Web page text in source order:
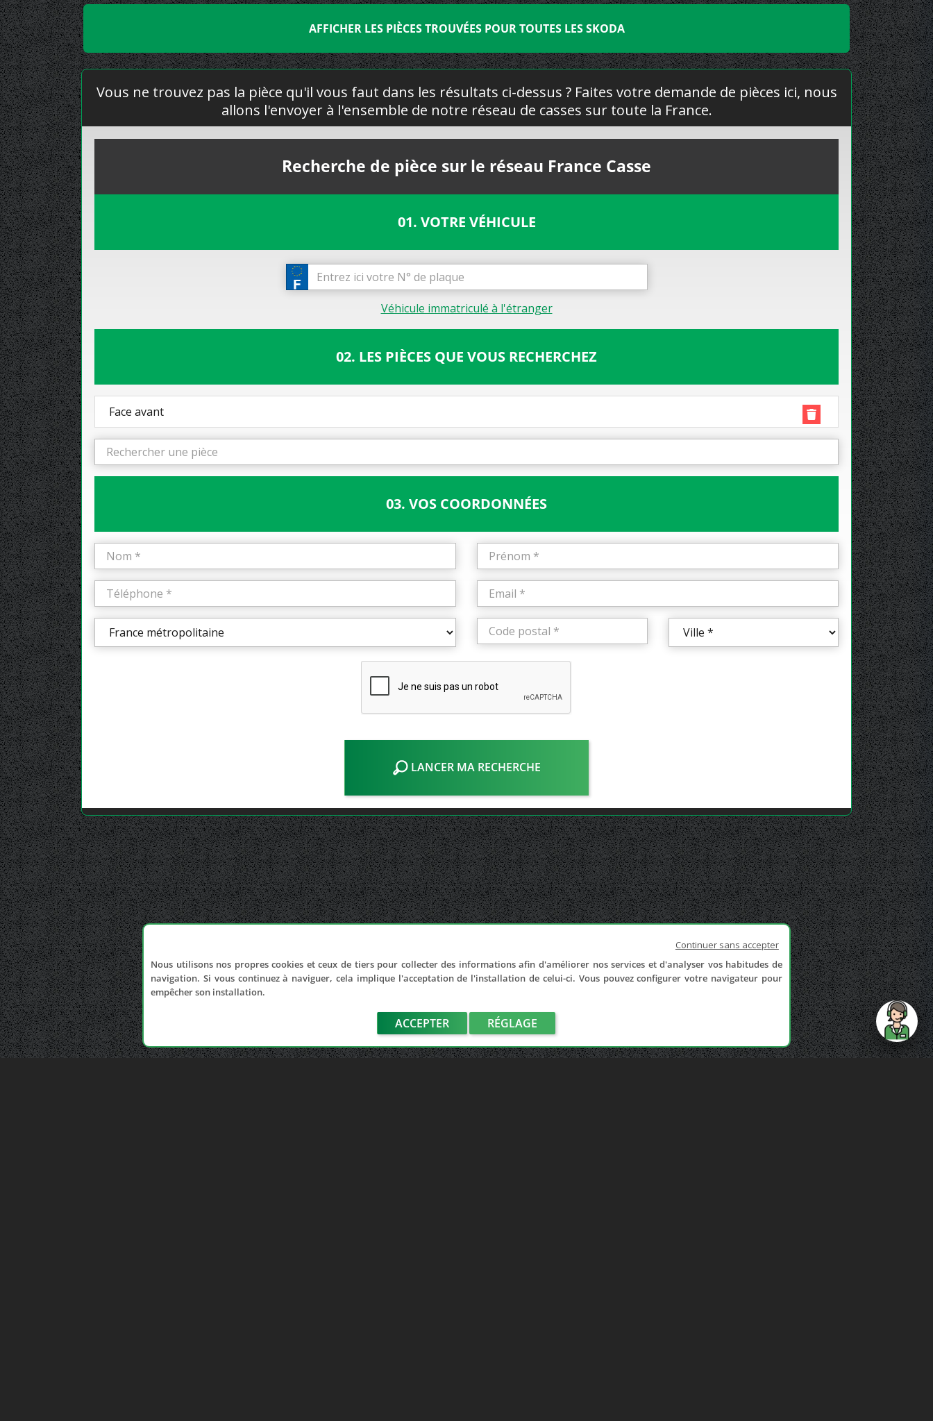
AFFICHER LES PIÈCES TROUVÉES POUR TOUTES LES SKODA
Vous ne trouvez pas la pièce qu'il vous faut dans les résultats ci-dessus ? Faites votre demande de pièces ici, nous
allons l'envoyer à l'ensemble de notre réseau de casses sur toute la France.
Recherche de pièce sur le réseau France Casse
01. VOTRE VÉHICULE
Véhicule immatriculé à l'étranger
02. LES PIÈCES QUE VOUS RECHERCHEZ
Face avant
03. VOS COORDONNÉES
LANCER MA RECHERCHE
Continuer sans accepter
Nous utilisons nos propres cookies et ceux de tiers pour collecter des informations afin d'améliorer nos services et d'analyser vos habitudes de
navigation. Si vous continuez à naviguer, cela implique l'acceptation de l'installation de celui-ci. Vous pouvez configurer votre navigateur pour
empêcher son installation.
ACCEPTER RÉGLAGE